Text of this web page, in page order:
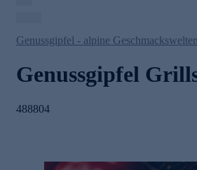
Genussgipfel - alpine Geschmackswelten
Genussgipfel
488804